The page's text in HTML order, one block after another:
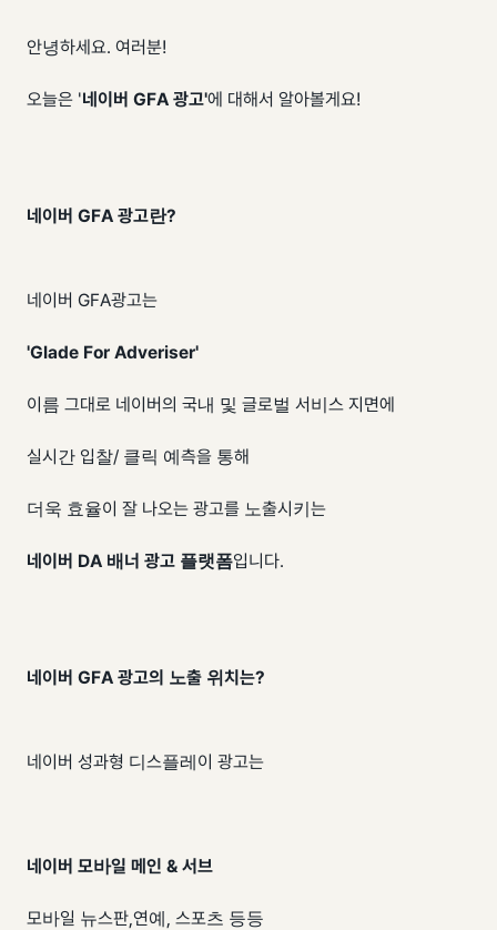
안녕하세요. 여러분!
오늘은 '네이버 GFA 광고'에 대해서 알아볼게요!
네이버 GFA 광고란?
네이버 GFA광고는
'Glade For Adveriser'
이름 그대로 네이버의 국내 및 글로벌 서비스 지면에
실시간 입찰/ 클릭 예측을 통해
더욱 효율이 잘 나오는 광고를 노출시키는
네이버 DA 배너 광고 플랫폼입니다.
네이버 GFA 광고의 노출 위치는?
네이버 성과형 디스플레이 광고는
네이버 모바일 메인 & 서브
모바일 뉴스판,연예, 스포츠 등등